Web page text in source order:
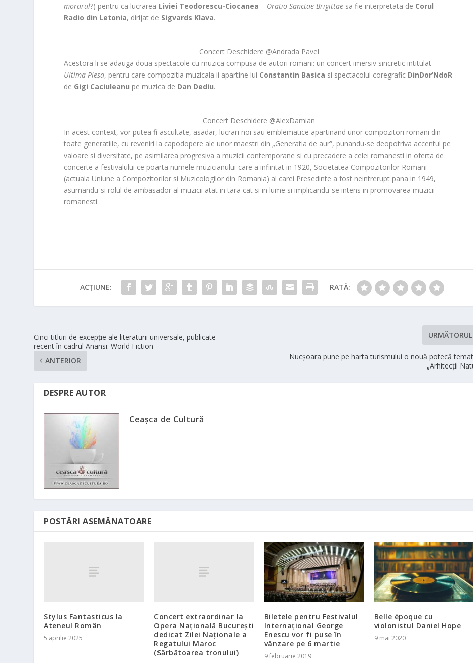
morarul?) pentru ca lucrarea Liviei Teodorescu-Ciocanea – Oratio Sanctae Brigittae sa fie interpretata de Corul
Radio din Letonia, dirijat de Sigvards Klava.
Concert Deschidere @Andrada Pavel
Acestora li se adauga doua spectacole cu muzica compusa de autori romani: un concert imersiv sincretic intitulat
Ultima Piesa, pentru care compozitia muzicala ii apartine lui Constantin Basica si spectacolul coregrafic DinDor’NdoR
de Gigi Caciuleanu pe muzica de Dan Dediu.
Concert Deschidere @AlexDamian
In acest context, vor putea fi ascultate, asadar, lucrari noi sau emblematice apartinand unor compozitori romani din
toate generatiile, cu reveniri la capodopere ale unor maestri din „Generatia de aur”, punandu-se deopotriva accentul pe
valoare si diversitate, pe asimilarea progresiva a muzicii contemporane si cu precadere a celei romanesti in oferta de
concerte a festivalului ce poarta numele muzicianului care a infiintat in 1920, Societatea Compozitorilor Romani
(actuala Uniune a Compozitorilor si Muzicologilor din Romania) al carei Presedinte a fost neintrerupt pana in 1949,
asumandu-si rolul de ambasador al muzicii atat in tara cat si in lume si implicandu-se intens in promovarea muzicii
romanesti.
ACȚIUNE: RATĂ:
Cinci titluri de excepție ale literaturii universale, publicate
recent în cadrul Anansi. World Fiction
ANTERIOR
URMĂTORUL
Nucșoara pune pe harta turismului o nouă potecă
„Arhitecții
DESPRE AUTOR
Ceașca de Cultură
POSTĂRI ASEMĂNATOARE
Stylus Fantasticus la
Ateneul Român
5 aprilie 2025
Concert extraordinar la
Opera Națională București
dedicat Zilei Naționale a
Regatului Maroc
(Sărbătoarea tronului)
Biletele pentru Festivalul
Internațional George
Enescu vor fi puse în
vânzare pe 6 martie
9 februarie 2019
Belle époque cu
violonistul Daniel Hope
9 mai 2020